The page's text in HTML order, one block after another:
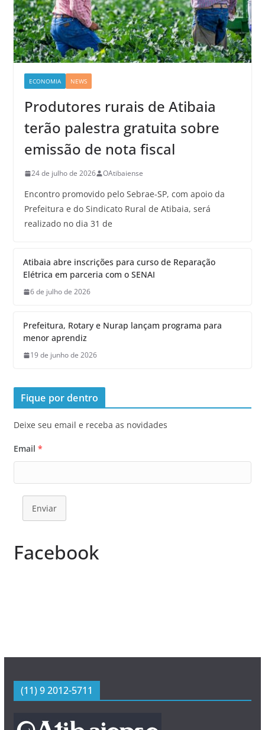
ECONOMIA NEWS
Produtores rurais de Atibaia
terão palestra gratuita sobre
emissão de nota fiscal
24 de julho de 2026 OAtibaiense
Encontro promovido pelo Sebrae-SP, com apoio da
Prefeitura e do Sindicato Rural de Atibaia, será
realizado no dia 31 de
Atibaia abre inscrições para curso de Reparação
Elétrica em parceria com o SENAI
6 de julho de 2026
Prefeitura, Rotary e Nurap lançam programa para
menor aprendiz
19 de junho de 2026
Fique por dentro
Deixe seu email e receba as novidades
Email *
Enviar
Facebook
(11) 9 2012-5711